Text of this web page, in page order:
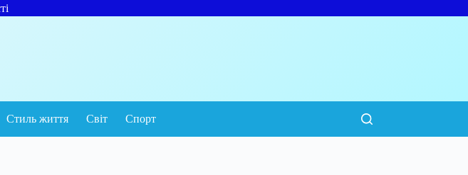
Стиль життя Світ Спорт